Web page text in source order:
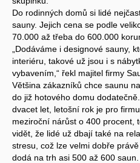
Do rodinných domů si lidé
sauny. Jejich cena se podle
70.000 až třeba do 600.000
„Dodáváme i designové sauny,
interiéru, takové už jsou i s
vybavením,“ řekl majitel firmy
Většina zákazníků chce saunu
do již hotového domu
dvacet let, letošní rok je pro
meziroční nárůst o 400 procent,
vidět, že lidé už dbají také na
stresu, což lze velmi dobře
dodá na trh asi 500 až 600 saun.